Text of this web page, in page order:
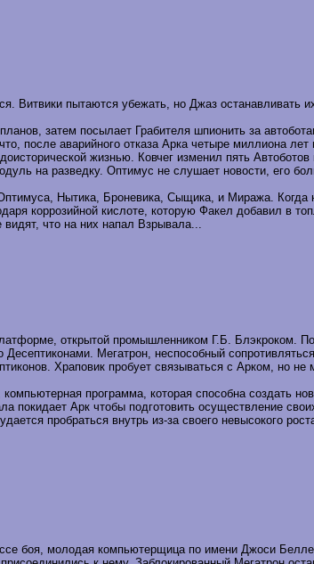
пытаются убежать, но Джаз останавливать
затем посылает Грабителя шпионить за
после аварийного отказа Арка четыре миллиона
жизнью. Ковчег изменил пять
на разведку. Оптимус не слушает новости, его
Нытика, Броневика, Сыщика, и Миража. Когда
коррозийной кислоте, которую Факел добавил в
что на них напал Взрывала...
открытой промышленником Г.Б. Блэкроком.
Мегатрон, неспособный
Храповик пробует связываться с Арком, но
программа, которая способна создать
покидает Арк чтобы подготовить осуществление
пробраться внутрь из-за своего невысокого
боя, молодая компьютерщица по имени Джоси